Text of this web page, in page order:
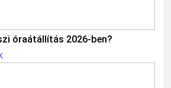
óraátállítás 2026-ben?